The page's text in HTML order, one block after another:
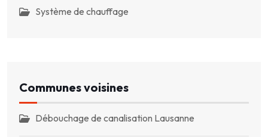
Système de chauffage
Communes voisines
Débouchage de canalisation Lausanne